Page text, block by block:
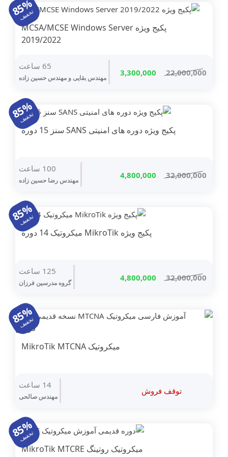
مجازی سازی
کامپتیا
Veeam
شبیه سازهای شبکه Simulation
تشریح سوالات آزمون بین المللی
VPN (وی پی ان)
پاورشل PowerShell
مایکروسافت
بکاپ محیط مجازی
مانيتورينگ شبکه
فایروال
سرور اچ پی
فورتی گیت
وایرشارک
زبیکس مانیتورینگ
85%
تخفیف
پکیج ویژه MCSA/MCSE Windows Server
2019/2022
22,000,000
قیمت
بود.
3,300,000
فعلی
است.
65 ساعت
مهندس بقایی و مهندس حسين زاده
85%
تخفیف
پکیج ویژه دوره های امنیتی SANS سنز 15 دوره
32,000,000
قیمت
4,800,000
است.
100 ساعت
مهندس رضا حسين زاده
85%
تخفیف
پکیج ویژه MikroTik میکروتیک 14 دوره
32,000,000
قیمت
بود.
4,800,000
است.
125 ساعت
گروه مدرسین فرزان
85%
تخفیف
میکروتیک MikroTik MTCNA
توقف فروش
14 ساعت
مهندس صالحی
85%
تخفیف
میکروتیک روتینگ MikroTik MTCRE